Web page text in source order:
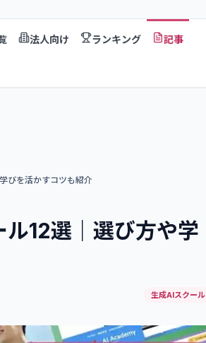
法人向け ランキング 記事
びを活かすコツも紹介
ル12選｜選び方や学
生成AIスクール